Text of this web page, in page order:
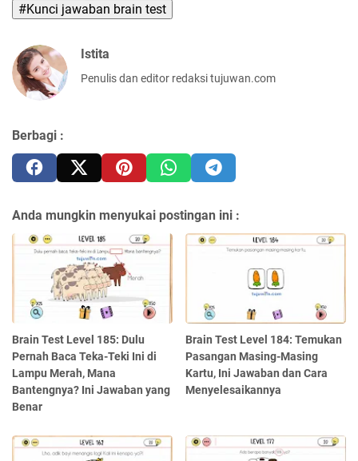
#Kunci jawaban brain test
Istita
Penulis dan editor redaksi tujuwan.com
Berbagi :
Anda mungkin menyukai postingan ini :
Brain Test Level 185: Dulu
Pernah Baca Teka-Teki Ini di
Lampu Merah, Mana
Bantengnya? Ini Jawaban yang
Benar
Brain Test Level 184: Temukan
Pasangan Masing-Masing
Kartu, Ini Jawaban dan Cara
Menyelesaikannya